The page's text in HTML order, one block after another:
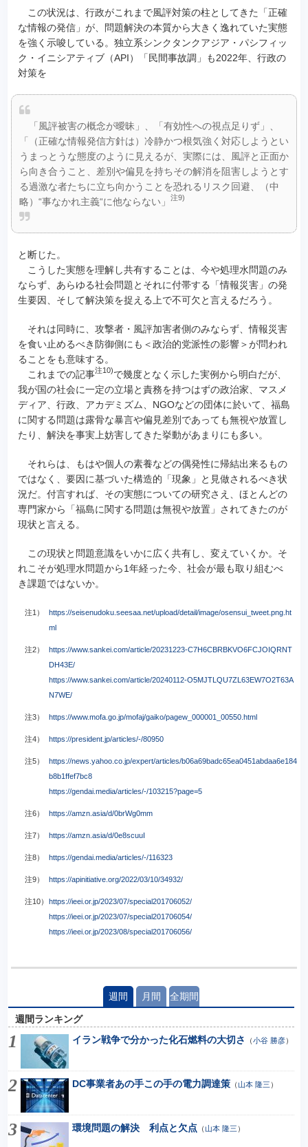
この状況は、行政がこれまで風評対策の柱としてきた「正確
な情報の発信」が、問題解決の本質から大きく逸れていた実態
を強く示唆している。独立系シンクタンクアジア・パシフィッ
ク・イニシアティブ（API）「民間事故調」も2022年、行政の
対策を
「風評被害の概念が曖昧」、「有効性への視点足りず」、
「（正確な情報発信方針は）冷静かつ根気強く対応しようとい
うまっとうな態度のように見えるが、実際には、風評と正面か
ら向き合うこと、差別や偏見を持ちその解消を阻害しようとす
る過激な者たちに立ち向かうことを恐れるリスク回避、（中
略）“事なかれ主義“に他ならない」
注9)
と断じた。
こうした実態を理解し共有することは、今や処理水問題のみ
ならず、あらゆる社会問題とそれに付帯する「情報災害」の発
生要因、そして解決策を捉える上で不可欠と言えるだろう。
それは同時に、攻撃者・風評加害者側のみならず、情報災害
を食い止めるべき防御側にも＜政治的党派性の影響＞が問われ
ることをも意味する。
これまでの記事注10)で幾度となく示した実例から明白だが、
我が国の社会に一定の立場と責務を持つはずの政治家、マスメ
ディア、行政、アカデミズム、NGOなどの団体に於いて、福島
に関する問題は露骨な暴言や偏見差別であっても無視や放置し
たり、解決を事実上妨害してきた挙動があまりにも多い。
それらは、もはや個人の素養などの偶発性に帰結出来るもの
ではなく、要因に基づいた構造的「現象」と見做されるべき状
況だ。付言すれば、その実態についての研究さえ、ほとんどの
専門家から「福島に関する問題は無視や放置」されてきたのが
現状と言える。
この現状と問題意識をいかに広く共有し、変えていくか。そ
れこそが処理水問題から1年経った今、社会が最も取り組むべ
き課題ではないか。
注1）
https://seisenudoku.seesaa.net/upload/detail/image/osensui_tweet.png.ht
ml
注2）
https://www.sankei.com/article/20231223-C7H6CBRBKVO6FCJOIQRNT
DH43E/
https://www.sankei.com/article/20240112-O5MJTLQU7ZL63EW7O2T63A
N7WE/
注3） https://www.mofa.go.jp/mofaj/gaiko/pagew_000001_00550.html
注4） https://president.jp/articles/-/80950
注5）
https://news.yahoo.co.jp/expert/articles/b06a69badc65ea0451abdaa6e184
b8b1ffef7bc8
https://gendai.media/articles/-/103215?page=5
注6） https://amzn.asia/d/0brWg0mm
注7） https://amzn.asia/d/0e8scuuI
注8） https://gendai.media/articles/-/116323
注9） https://apinitiative.org/2022/03/10/34932/
注10）
https://ieei.or.jp/2023/07/special201706052/
https://ieei.or.jp/2023/07/special201706054/
https://ieei.or.jp/2023/08/special201706056/
週間 月間 全期間
週間ランキング
イラン戦争で分かった化石燃料の大切さ
（小谷 勝彦）
DC事業者あの手この手の電力調達策（山本 隆三 ）
環境問題の解決 利点と欠点 （山本 隆三 ）